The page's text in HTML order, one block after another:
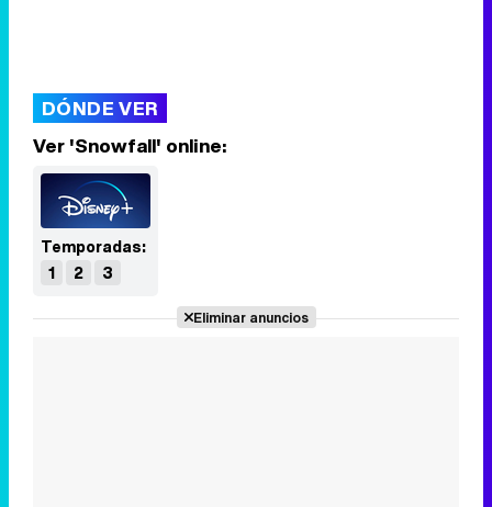
DÓNDE VER
Ver 'Snowfall' online:
Temporadas:
1
2 3
Eliminar anuncios